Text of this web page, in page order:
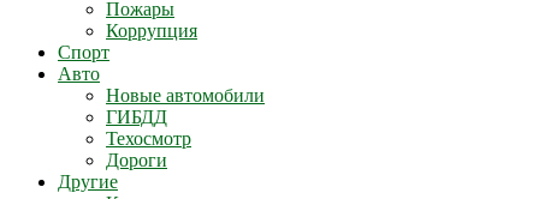
Пожары
Коррупция
Спорт
Авто
Новые автомобили
ГИБДД
Техосмотр
Дороги
Другие